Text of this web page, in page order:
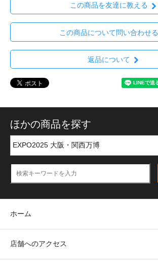
この商品を友達に教える
この商品について問い合わせる
返品について
ほかの商品を探す
ホーム
店舗へのアクセス